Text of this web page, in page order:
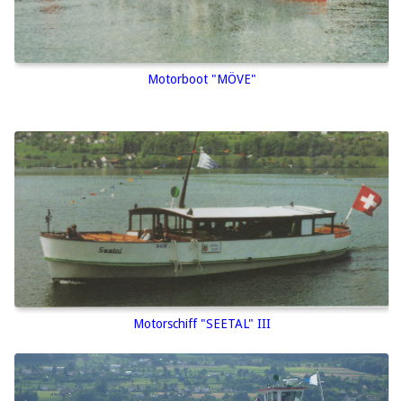
Motorboot "MÖVE"
Motorschiff "SEETAL" III